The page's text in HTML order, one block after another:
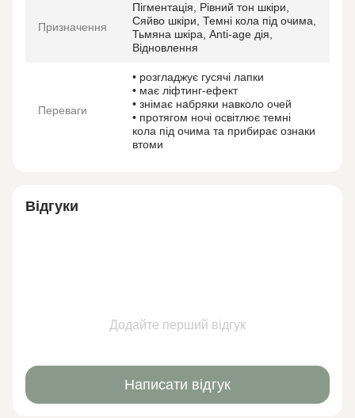
Призначення
Пігментація, Рівний тон шкіри,
Сяйво шкіри, Темні кола під очима,
Тьмяна шкіра, Anti-age дія,
Відновлення
Переваги
• розгладжує гусячі лапки
• має ліфтинг-ефект
• знімає набряки навколо очей
• протягом ночі освітлює темні
кола під очима та прибирає ознаки
втоми
Відгуки
Додайте перший відгук
Написати відгук